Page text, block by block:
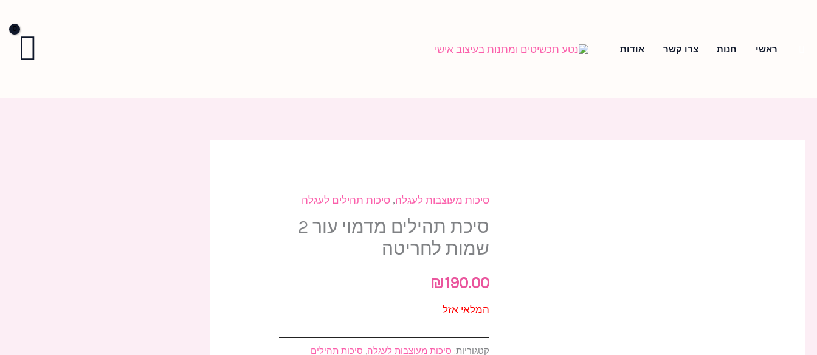
ראשי חנות צרו קשר אודות
סיכות מעוצבות לעגלה,סיכות תהילים לעגלה
סיכת תהילים מדמוי עור 2
שמות לחריטה
₪190.00
המלאי אזל
קטגוריות: סיכות מעוצבות לעגלה, סיכות תהילים